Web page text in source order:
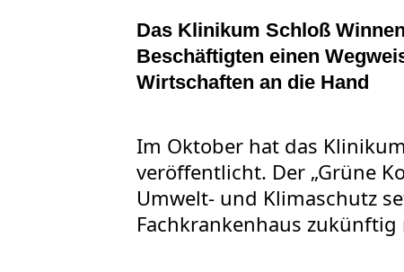
Das Klinikum Schloß
Beschäftigten einen
Wirtschaften an die Hand
Im Oktober hat das
veröffentlicht. Der „Grüne
Umwelt- und Klimaschutz
Fachkrankenhaus